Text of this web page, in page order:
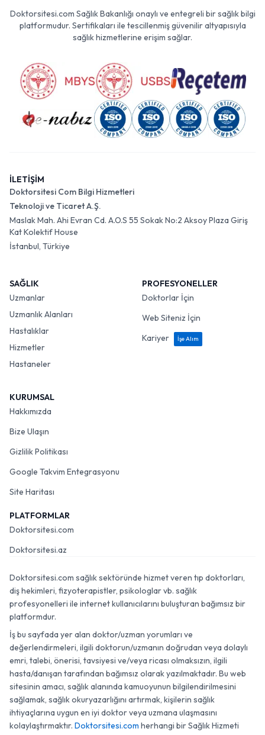
Doktorsitesi.com Sağlık Bakanlığı onaylı ve entegreli bir sağlık bilgi
platformudur. Sertifikaları ile tescillenmiş güvenilir altyapısıyla
sağlık hizmetlerine erişim sağlar.
İLETİŞİM
Doktorsitesi Com Bilgi Hizmetleri
Teknoloji ve Ticaret A.Ş.
Maslak Mah. Ahi Evran Cd. A.O.S 55 Sokak No:2 Aksoy Plaza Giriş
Kat Kolektif House
İstanbul, Türkiye
SAĞLIK
Uzmanlar
Uzmanlık Alanları
Hastalıklar
Hizmetler
Hastaneler
PROFESYONELLER
Doktorlar İçin
Web Siteniz İçin
Kariyer
İşe Alım
KURUMSAL
Hakkımızda
Bize Ulaşın
Gizlilik Politikası
Google Takvim Entegrasyonu
Site Haritası
PLATFORMLAR
Doktorsitesi.com
Doktorsitesi.az
Doktorsitesi.com sağlık sektöründe hizmet veren tıp doktorları,
diş hekimleri, fizyoterapistler, psikologlar vb. sağlık
profesyonelleri ile internet kullanıcılarını buluşturan bağımsız bir
platformdur.
İş bu sayfada yer alan doktor/uzman yorumları ve
değerlendirmeleri, ilgili doktorun/uzmanın doğrudan veya dolaylı
emri, talebi, önerisi, tavsiyesi ve/veya ricası olmaksızın, ilgili
hasta/danışan tarafından bağımsız olarak yazılmaktadır. Bu web
sitesinin amacı, sağlık alanında kamuoyunun bilgilendirilmesini
sağlamak, sağlık okuryazarlığını artırmak, kişilerin sağlık
ihtiyaçlarına uygun en iyi doktor veya uzmana ulaşmasını
kolaylaştırmaktır. Doktorsitesi.com herhangi bir Sağlık Hizmeti